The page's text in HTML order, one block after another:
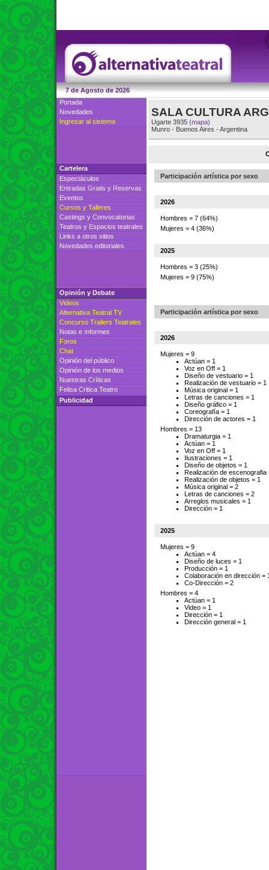
7 de Agosto de 2026
Portada
Novedades
Ingresar al sistema
Cartelera
Espectáculos
Entradas Gratis y Reservas
Eventos
Cursos y Talleres
Castings y Convocatorias
Teatros y Espacios teatrales
Links a otros sitios
Novedades editoriales
Opinión y Debate
Videos
Alternativa Teatral TV
Concurso Trailers Teatrales
Notas e Informes
Foros
Chat
Opinión del público
Opinión de los medios
Nuestras Críticas
Felisa Critica Teatro
Publicidad
SALA CULTURA
Ugarte 3935 (mapa)
Munro - Buenos Aires -Argentina
Participación artística por sexo
2026
Hombres = 7 (64%)
Mujeres = 4 (36%)
2025
Hombres = 3 (25%)
Mujeres = 9 (75%)
Participación artística por sexo
2026
Mujeres = 9
Actúan = 1
Voz en Off = 1
Diseño de vestuario = 1
Realización de vestuario = 1
Música original = 1
Letras de canciones = 1
Diseño gráfico = 1
Coreografía = 1
Dirección de actores = 1
Hombres = 13
Dramaturgia = 1
Actúan = 1
Voz en Off = 1
Ilustraciones = 1
Diseño de objetos = 1
Realización de
Realización de objetos = 1
Música original = 2
Letras de canciones = 2
Arreglos musicales = 1
Dirección = 1
2025
Mujeres = 9
Actúan = 4
Diseño de luces = 1
Producción = 1
Colaboración en dirección =
Co-Dirección = 2
Hombres = 4
Actúan = 1
Video = 1
Dirección = 1
Dirección general = 1